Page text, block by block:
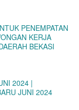
PENEMPATAN
KERJA
BEKASI
2024 |
JUNI 2024